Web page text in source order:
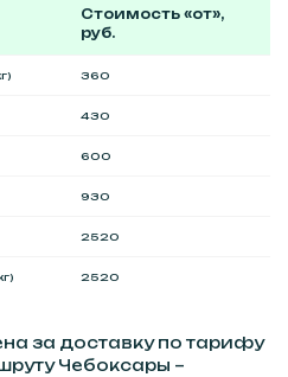
Стоимость «от»,
руб.
360
430
600
930
2520
2520
за доставку по тарифу
Чебоксары –